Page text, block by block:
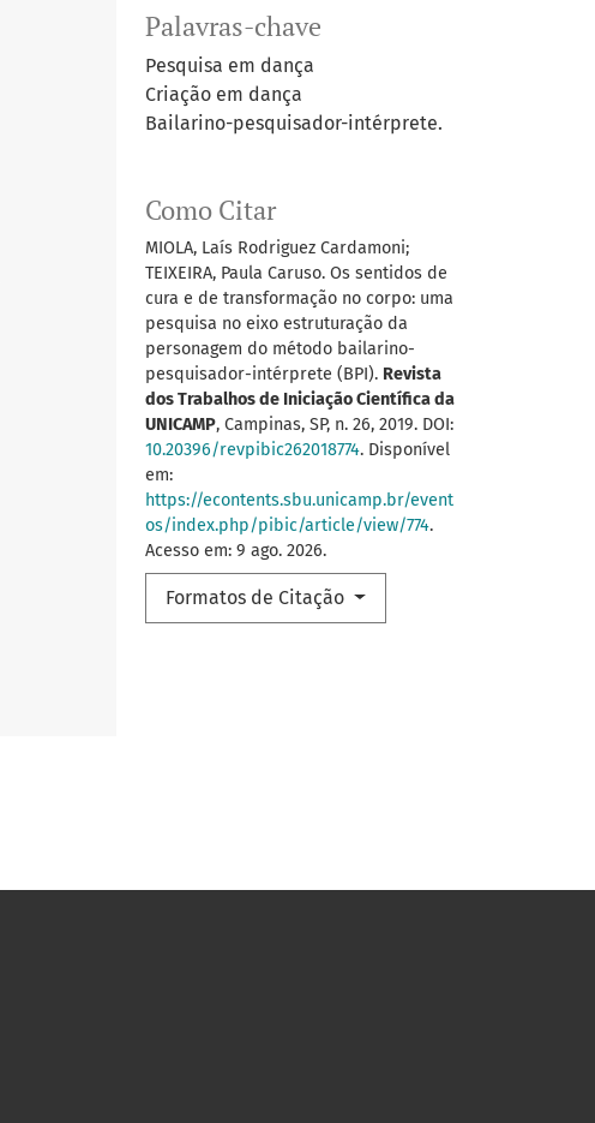
Palavras-chave
Pesquisa em dança
Criação em dança
Bailarino-pesquisador-intérprete.
Como Citar
MIOLA, Laís Rodriguez Cardamoni;
TEIXEIRA, Paula Caruso. Os sentidos de
cura e de transformação no corpo: uma
pesquisa no eixo estruturação da
personagem do método bailarino-
pesquisador-intérprete (BPI). Revista
dos Trabalhos de Iniciação Científica da
UNICAMP, Campinas, SP, n. 26, 2019. DOI:
10.20396/revpibic262018774. Disponível
em:
https://econtents.sbu.unicamp.br/event
os/index.php/pibic/article/view/774.
Acesso em: 9 ago. 2026.
Formatos de Citação